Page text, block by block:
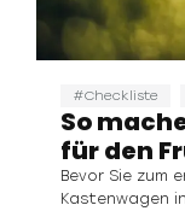
Checkliste
So
für den
Bevor Sie zum
Kastenwagen